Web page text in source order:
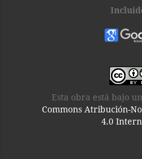
Esta obra está bajo
Commons Atribución-
4.0